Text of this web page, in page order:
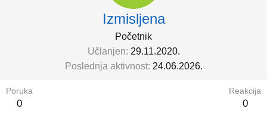
Izmisljena
Početnik
Učlanjen 29.11.2020.
Poslednja aktivnost 24.06.2026.
Poruka
0
Reakcija
0